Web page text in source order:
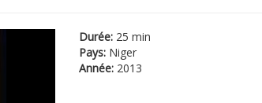
Durée: 25 min
Pays: Niger
Année: 2013